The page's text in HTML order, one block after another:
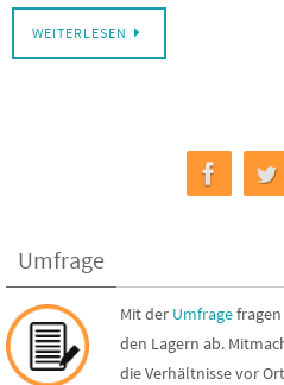
WEITERLESEN
Umfrage
Mit der Umfrage
den Lagern ab.
die Verhältnisse vor